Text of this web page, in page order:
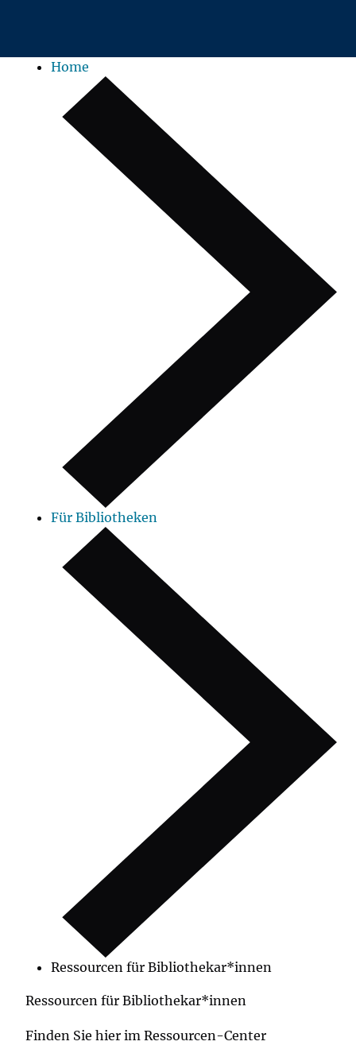
Home
Für Bibliotheken
Ressourcen für Bibliothekar*innen
Ressourcen für Bibliothekar*innen
Finden Sie hier im Ressourcen-Center